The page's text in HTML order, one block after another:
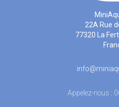
22A Rue
77320 La
Appelez-nous :